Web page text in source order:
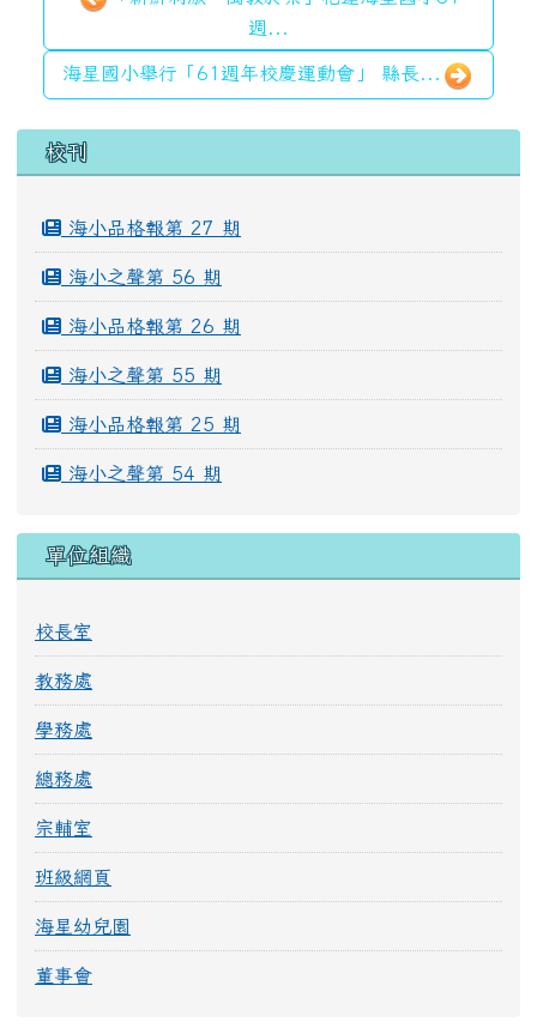
週...
海星國小舉行「61週年校慶運動會」 縣長...
左邊區域內容
校刊
海小品格報第 27 期
海小之聲第 56 期
海小品格報第 26 期
海小之聲第 55 期
海小品格報第 25 期
海小之聲第 54 期
單位組織
校長室
教務處
學務處
總務處
宗輔室
班級網頁
海星幼兒園
董事會